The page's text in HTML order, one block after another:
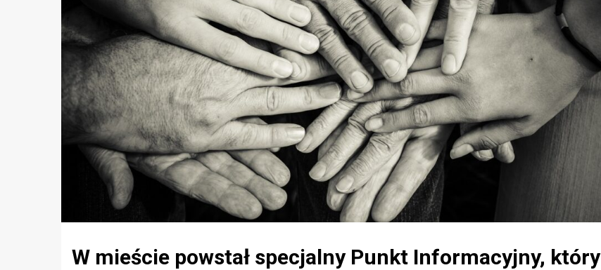
W mieście powstał specjalny Punkt Informacyjny, który